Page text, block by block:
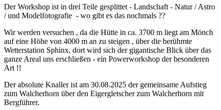
Der Workshop ist in drei Teile gesplittet - Landschaft - Natur / Astro
/ und Modelfotografie - wo gibt es das nochmals ??
Wir werden versuchen , da die Hütte in ca. 3700 m liegt am Mönch
auf eine Höhe von 4000 m an zu steigen , über die berühmte
Wetterstation Sphinx, dort wird sich der gigantische Blick über das
ganze Areal uns erschließen - ein Powerworkshop der besonderen
Art !!
Der absolute Knaller ist am 30.08.2025 der gemeinsame Aufstieg
zum Walcherhorn über den Eigergletscher zum Walcherhorn mit
Bergführer.